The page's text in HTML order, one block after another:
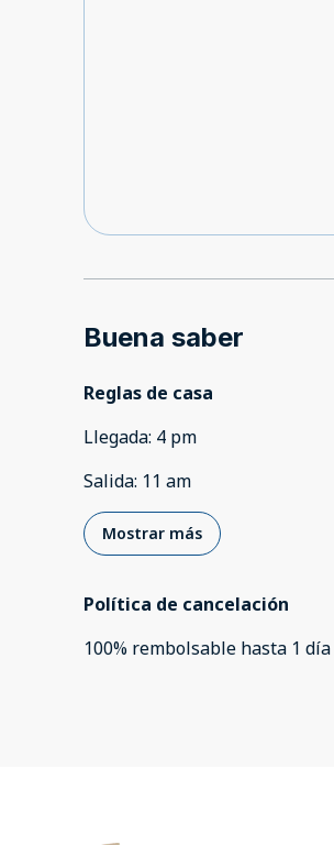
Buena saber
Reglas de casa
Llegada: 4 pm
Salida: 11 am
Mostrar más
Política de cancelación
100% rembolsable hasta 1 día